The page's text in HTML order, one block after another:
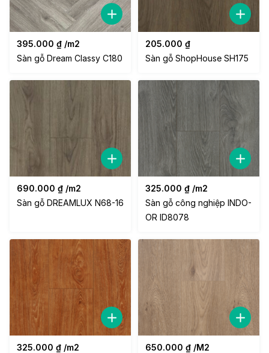
395.000 ₫ /m2
Sàn gỗ Dream Classy C180
205.000 ₫
Sàn gỗ ShopHouse SH175
690.000 ₫ /m2
Sàn gỗ DREAMLUX N68-16
325.000 ₫ /m2
Sàn gỗ công nghiệp INDO-
OR ID8078
325.000 ₫ /m2
650.000 ₫ /M2